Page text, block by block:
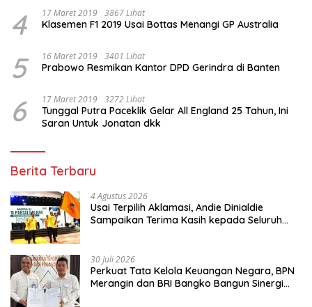
4 17 Maret 2019 3867 Lihat
Klasemen F1 2019 Usai Bottas Menangi GP Australia
5 16 Maret 2019 3401 Lihat
Prabowo Resmikan Kantor DPD Gerindra di Banten
6 17 Maret 2019 3272 Lihat
Tunggal Putra Paceklik Gelar All England 25 Tahun, Ini
Saran Untuk Jonatan dkk
Berita Terbaru
4 Agustus 2026
Usai Terpilih Aklamasi, Andie Dinialdie
Sampaikan Terima Kasih kepada Seluruh
30 Juli 2026
Perkuat Tata Kelola Keuangan Negara, BPN
Merangin dan BRI Bangko Bangun Sinergi